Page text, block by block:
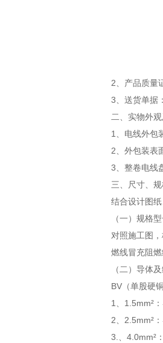
2、产品质量
3、送货单据
二、实物外
1、电线外包
2、外包装表
3、整卷电线
三、尺寸、
结合设计图
（一）规格
对照施工图
燃线冒充阻
（二）导体
BV（单股硬
1、1.5mm²
2、2.5mm²
3.、4.0mm²